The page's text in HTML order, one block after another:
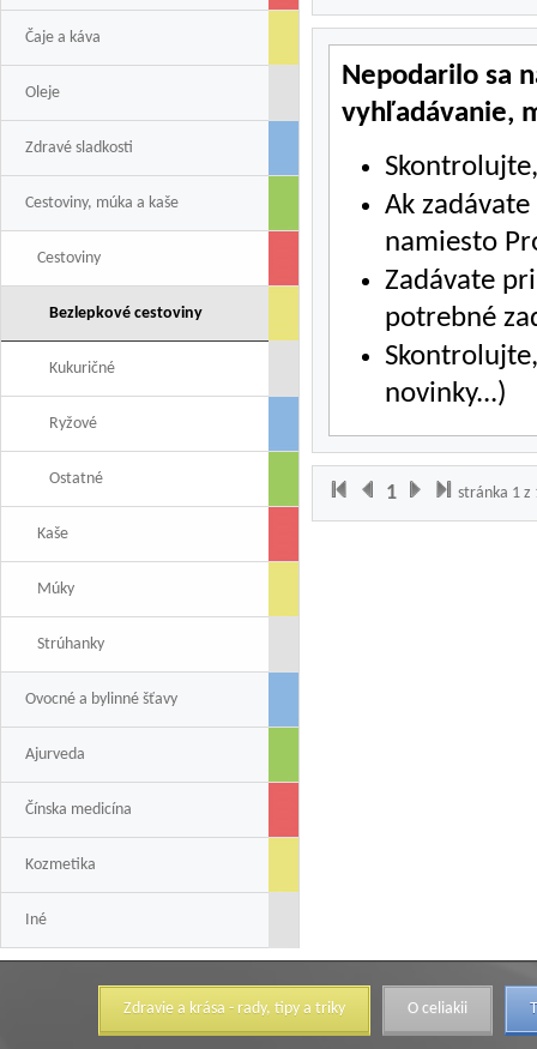
Čaje a káva
Oleje
Zdravé sladkosti
Cestoviny, múka a kaše
Cestoviny
Bezlepkové cestoviny
Kukuričné
Ryžové
Ostatné
Kaše
Múky
Strúhanky
Ovocné a bylinné šťavy
Ajurveda
Čínska medicína
Kozmetika
Iné
Nepodarilo sa
vyhľadávanie,
Ak
namiesto
Zadávate
potrebné
novinky...)
1 stránka 1 z
Zdravie a krása - rady, tipy a triky O celiakii